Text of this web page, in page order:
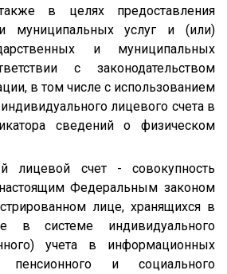
в целях предоставления
и муниципальных услуг и (или)
и муниципальных
с законодательством
в том числе с использованием
лицевого счета в
сведений о физическом
лицевой счет - совокупность
Федеральным законом
лице, хранящихся в
в системе индивидуального
учета в информационных
и социального